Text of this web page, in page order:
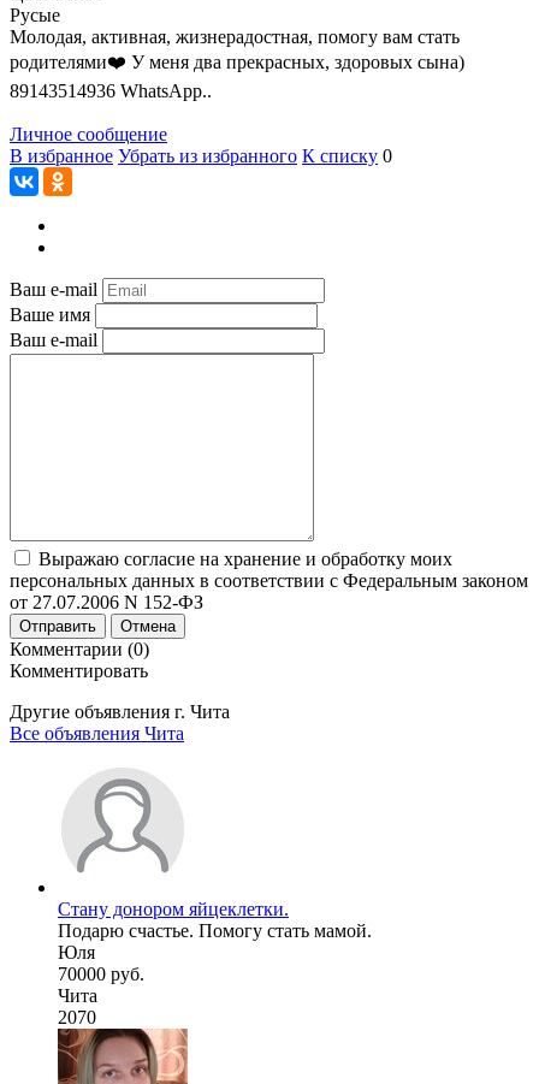
Русые
Молодая, активная, жизнерадостная, помогу вам стать
родителями❤️ У меня два прекрасных, здоровых сына)
89143514936 WhatsApp..
Личное сообщение
В избранное Убрать из избранного К списку 0
Ваш e-mail
Ваше имя
Ваш e-mail
Выражаю согласие на хранение и обработку моих
персональных данных в соответствии с Федеральным законом
от 27.07.2006 N 152-ФЗ
Отправить Отмена
Комментарии (0)
Комментировать
Другие объявления г. Чита
Все объявления Чита
Стану донором яйцеклетки.
Подарю счастье. Помогу стать мамой.
Юля
70000 руб.
Чита
2070